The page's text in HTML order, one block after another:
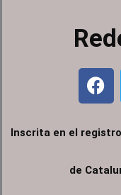
F
a
c
e
b
o
o
Inscrita en el
de